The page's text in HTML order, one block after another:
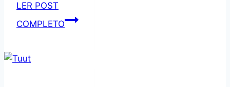
LER POST
COMPLETOMesa